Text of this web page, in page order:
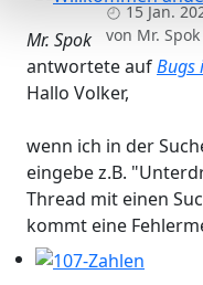
Willkommen15 Jan.
von Mr. Spok
Mr. Spok
antwortete aufBugs
Hallo Volker,
wenn ich in der
eingebe z.B.
Thread mit einen
kommt eine